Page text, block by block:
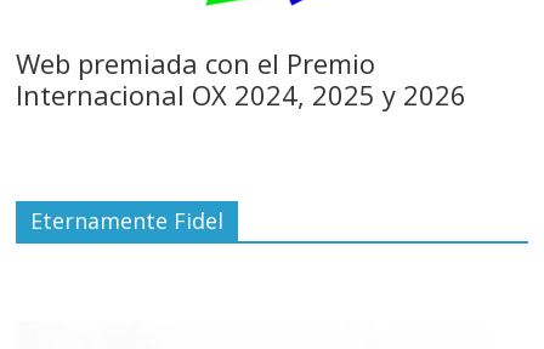
Web premiada con el Premio
Internacional OX 2024, 2025 y 2026
Eternamente Fidel